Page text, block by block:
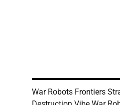
War Robots Frontiers